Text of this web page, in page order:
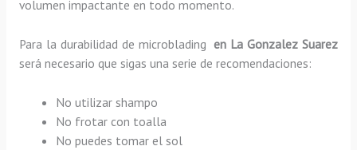
volumen impactante en todo momento.
Para la durabilidad de microblading en La Gonzalez Suarez
será necesario que sigas una serie de recomendaciones:
No utilizar shampo
No frotar con toalla
No puedes tomar el sol